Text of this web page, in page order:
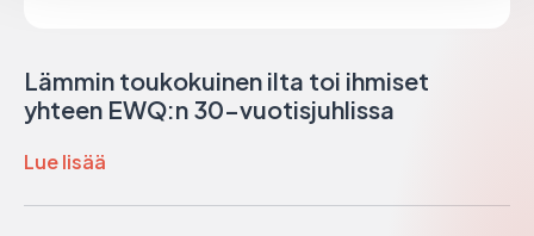
Lämmin toukokuinen ilta toi ihmiset
yhteen EWQ:n 30-vuotisjuhlissa
Lue lisää